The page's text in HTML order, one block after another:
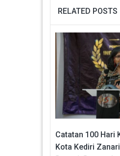
RELATED POSTS
Catatan 100 Hari
Kota Kediri